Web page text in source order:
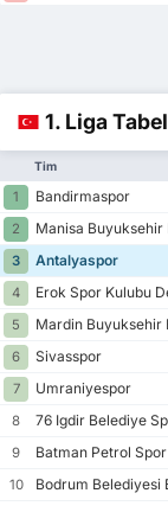
1. Liga
Tim
1 Bandirmaspor
2
Manisa
3
Antalyaspor
4
Erok Spor Kulubu
5
Mardin Buyuksehir
6
Sivasspor
7
Umraniyespor
8
76 Igdir Belediye
9
Batman Petrol
10
Bodrum Belediyesi